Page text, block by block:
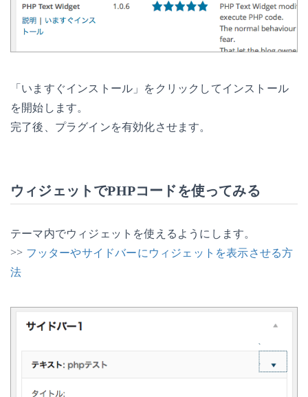
「いますぐインストール」をクリックしてインストール
を開始します。
完了後、プラグインを有効化させます。
ウィジェットでPHPコードを使ってみる
テーマ内でウィジェットを使えるようにします。
>> フッターやサイドバーにウィジェットを表示させる方
法